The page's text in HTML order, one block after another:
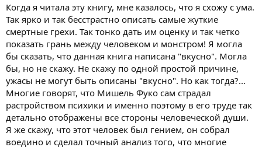
Когда я читала эту книгу, мне казалось, что я схожу с ума.
Так ярко и так бесстрастно описать самые жуткие
смертные грехи. Так тонко дать им оценку и так четко
показать грань между человеком и монстром! Я могла
бы сказать, что данная книга написана "вкусно". Могла
бы, но не скажу. Не скажу по одной простой причине,
ужасы не могут быть описаны "вкусно". Но как тогда?...
Многие говорят, что Мишель Фуко сам страдал
растройством психики и именно поэтому в его труде так
детально отображены все стороны человеческой души.
Я же скажу, что этот человек был гением, он собрал
воедино и сделал точный анализ того, что многие